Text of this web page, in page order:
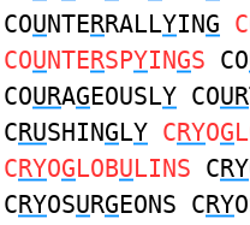
COUNTERRALLYING
COUNTERSPYINGS CO
COURAGEOUSLY COUR
CRUSHINGLY CRYOG
CRYOGLOBULINS CRY
CRYOSURGEONS CRY